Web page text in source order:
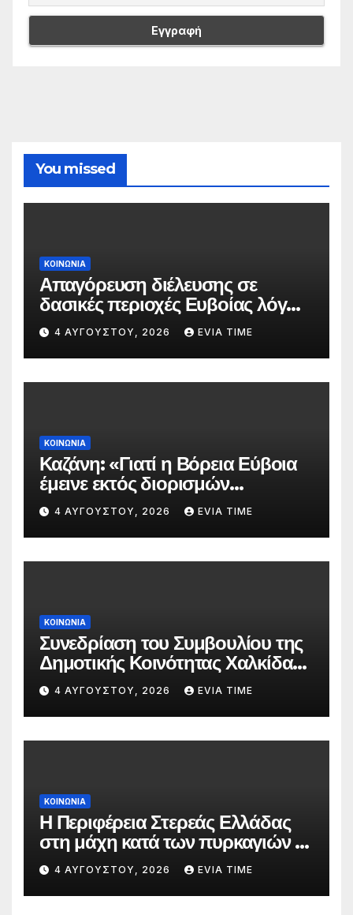
You missed
ΚΟΙΝΩΝΙΑ
Απαγόρευση διέλευσης σε
δασικές περιοχές Ευβοίας λόγω
πολύ υψηλού κινδύνου
πυρκαγιάς
4 ΑΥΓΟΎΣΤΟΥ, 2026 EVIA TIME
ΚΟΙΝΩΝΙΑ
Καζάνη: «Γιατί η Βόρεια Εύβοια
έμεινε εκτός διορισμών
δασκάλων;»
4 ΑΥΓΟΎΣΤΟΥ, 2026 EVIA TIME
ΚΟΙΝΩΝΙΑ
Συνεδρίαση του Συμβουλίου της
Δημοτικής Κοινότητας Χαλκίδας
την 5 Αυγούστου
4 ΑΥΓΟΎΣΤΟΥ, 2026 EVIA TIME
ΚΟΙΝΩΝΙΑ
Η Περιφέρεια Στερεάς Ελλάδας
στη μάχη κατά των πυρκαγιών –
Δράσεις και στήριξη σε πέντε
περιφερειακές ενότητες
4 ΑΥΓΟΎΣΤΟΥ, 2026 EVIA TIME